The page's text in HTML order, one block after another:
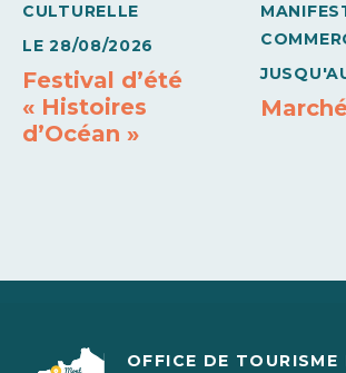
CULTURELLE
LE 28/08/2026
Festival d’été
« Histoires
d’Océan »
OFFICE DE TOURISME